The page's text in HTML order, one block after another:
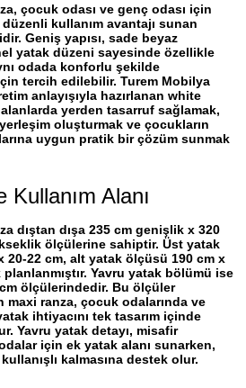
, çocuk odası ve genç odası için
kullanım avantajı sunan
Geniş yapısı, sade beyaz
yatak düzeni sayesinde özellikle
odada konforlu şekilde
tercih edilebilir. Turem Mobilya
anlayışıyla hazırlanan white
yerden tasarruf sağlamak,
oluşturmak ve çocukların
uygun pratik bir çözüm sunmak
Alanı
dıştan dışa 235 cm genişlik x 320
ölçülerine sahiptir. Üst yatak
20-22 cm, alt yatak ölçüsü 190 cm x
planlanmıştır. Yavru yatak bölümü ise
ölçülerindedir. Bu ölçüler
ranza, çocuk odalarında ve
ihtiyacını tek tasarım içinde
Yavru yatak detayı, misafir
için ek yatak alanı sunarken,
kalmasına destek olur.